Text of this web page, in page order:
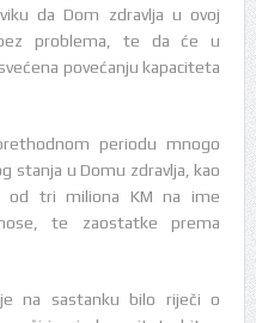
da Dom zdravlja u ovoj
problema, te da će u
povećanju kapaciteta
periodu mnogo
stanja u Domu zdravlja, kao
od tri miliona KM na ime
te zaostatke prema
na sastanku bilo riječi o